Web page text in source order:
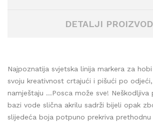
DETALJI
Najpoznatija svjetska linija markera za
svoju kreativnost crtajući i pišući po
namještaju …Posca može sve! Neškodljiva
bazi vode slična akrilu sadrži bijeli opak
slijedeća boja potpuno prekriva